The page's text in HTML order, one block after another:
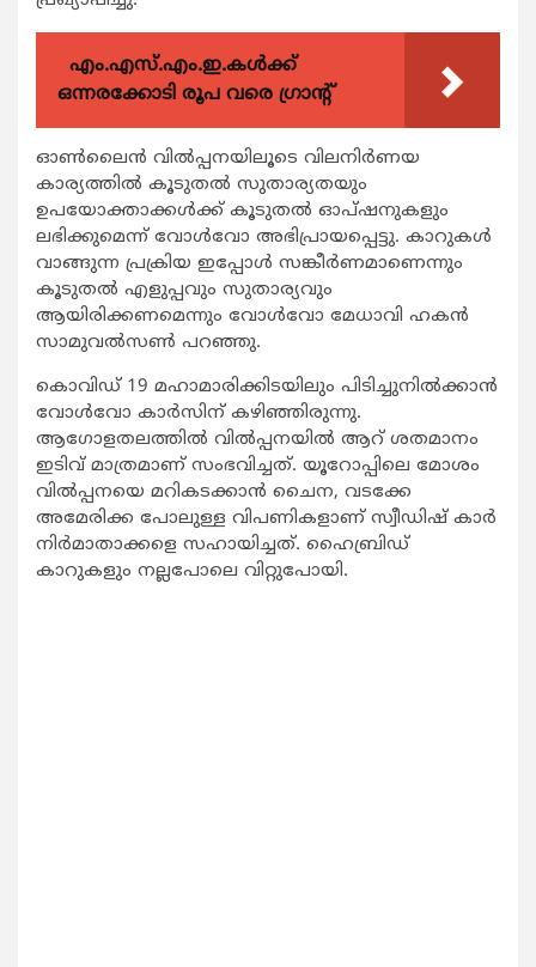
എം.എസ്.എം.ഇ.കൾക്ക്
ഒന്നരക്കോടി രൂപ വരെ ഗ്രാന്റ്
ഓണ്‍ലൈന്‍ വില്‍പ്പനയിലൂടെ വിലനിര്‍ണയ
കാര്യത്തില്‍ കൂടുതല്‍ സുതാര്യതയും
ഉപയോക്താക്കള്‍ക്ക് കൂടുതല്‍ ഓപ്ഷനുകളും
ലഭിക്കുമെന്ന് വോള്‍വോ അഭിപ്രായപ്പെട്ടു. കാറുകള്‍
വാങ്ങുന്ന പ്രക്രിയ ഇപ്പോള്‍ സങ്കീര്‍ണമാണെന്നും
കൂടുതല്‍ എളുപ്പവും സുതാര്യവും
ആയിരിക്കണമെന്നും വോള്‍വോ മേധാവി ഹകന്‍
സാമുവല്‍സണ്‍ പറഞ്ഞു.
കൊവിഡ് 19 മഹാമാരിക്കിടയിലും പിടിച്ചുനില്‍ക്കാന്‍
വോള്‍വോ കാര്‍സിന് കഴിഞ്ഞിരുന്നു.
ആഗോളതലത്തില്‍ വില്‍പ്പനയില്‍ ആറ് ശതമാനം
ഇടിവ് മാത്രമാണ് സംഭവിച്ചത്. യൂറോപ്പിലെ മോശം
വില്‍പ്പനയെ മറികടക്കാന്‍ ചൈന, വടക്കേ
അമേരിക്ക പോലുള്ള വിപണികളാണ് സ്വീഡിഷ് കാര്‍
നിര്‍മാതാക്കളെ സഹായിച്ചത്. ഹൈബ്രിഡ്
കാറുകളും നല്ലപോലെ വിറ്റുപോയി.